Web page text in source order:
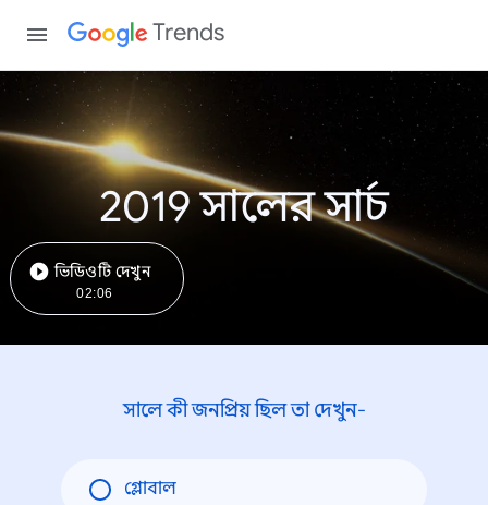
Trends
2019 সালের সার্চ
ভিডিওটি দেখুন
02:06
সালে কী জনপ্রিয় ছিল তা দেখুন-
গ্লোবাল